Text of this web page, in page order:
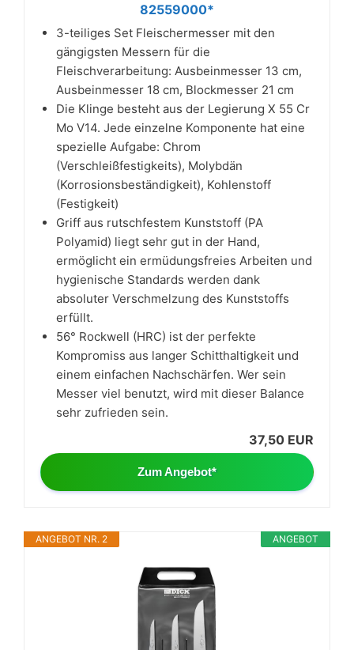
82559000*
3-teiliges Set Fleischermesser mit den
gängigsten Messern für die
Fleischverarbeitung: Ausbeinmesser 13 cm,
Ausbeinmesser 18 cm, Blockmesser 21 cm
Die Klinge besteht aus der Legierung X 55 Cr
Mo V14. Jede einzelne Komponente hat eine
spezielle Aufgabe: Chrom
(Verschleißfestigkeits), Molybdän
(Korrosionsbeständigkeit), Kohlenstoff
(Festigkeit)
Griff aus rutschfestem Kunststoff (PA
Polyamid) liegt sehr gut in der Hand,
ermöglicht ein ermüdungsfreies Arbeiten und
hygienische Standards werden dank
absoluter Verschmelzung des Kunststoffs
erfüllt.
56° Rockwell (HRC) ist der perfekte
Kompromiss aus langer Schitthaltigkeit und
einem einfachen Nachschärfen. Wer sein
Messer viel benutzt, wird mit dieser Balance
sehr zufrieden sein.
37,50 EUR
Zum Angebot*
ANGEBOT
ANGEBOT NR. 2